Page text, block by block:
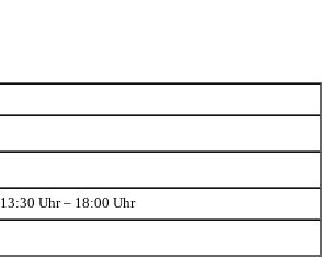
13:30 Uhr – 18:00 Uhr